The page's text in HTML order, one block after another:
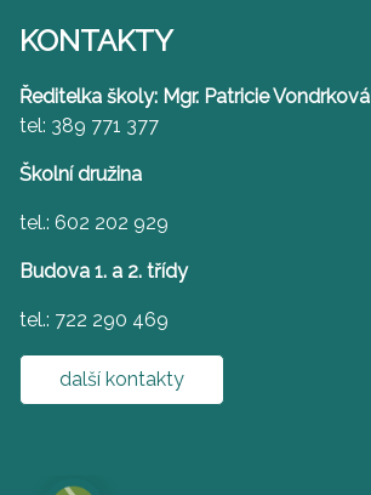
KONTAKTY
Ředitelka školy: Mgr. Patricie Vondrková
tel: 389 771 377
Školní družina
tel.: 602 202 929
Budova 1. a 2. třídy
tel.: 722 290 469
další kontakty